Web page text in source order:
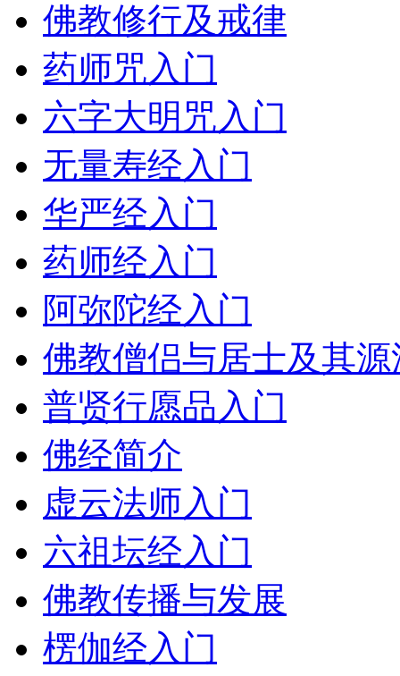
佛教修行及戒律
药师咒入门
六字大明咒入门
无量寿经入门
华严经入门
药师经入门
阿弥陀经入门
佛教僧侣与居士及其源
普贤行愿品入门
佛经简介
虚云法师入门
六祖坛经入门
佛教传播与发展
楞伽经入门